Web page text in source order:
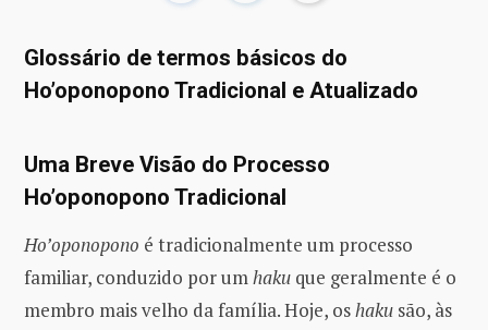
Glossário de termos básicos do
Ho’oponopono Tradicional e Atualizado
Uma Breve Visão do Processo
Ho’oponopono Tradicional
Ho’oponopono é tradicionalmente um processo
familiar, conduzido por umhaku que geralmente é o
membro mais velho da família. Hoje, oshaku são, às